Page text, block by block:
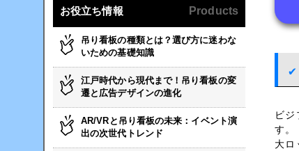
ビ
す。
大ロ
お役立ち情報 Products
吊り看板の種類とは？選び方に迷わな
いための基礎知識
江戸時代から現代まで！吊り看板の変
遷と広告デザインの進化
AR/VRと吊り看板の未来：イベント演
出の次世代トレンド